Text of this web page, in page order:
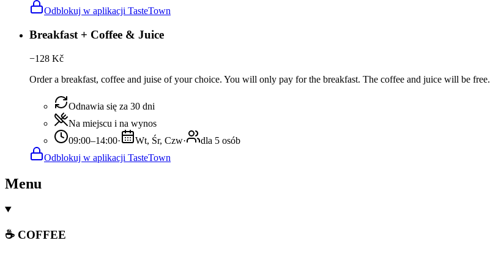
Odblokuj w aplikacji TasteTown
Breakfast + Coffee & Juice
−128 Kč
Order a breakfast, coffee and juise of your choice. You will only pay for the breakfast. The coffee and juice will be free.
Odnawia się za 30 dni
Na miejscu i na wynos
09:00–14:00· Wt, Śr, Czw·
dla 5 osób
Odblokuj w aplikacji TasteTown
Menu
☕ COFFEE